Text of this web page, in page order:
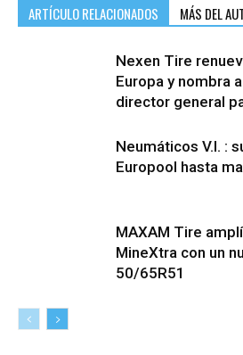
ARTÍCULO RELACIONADOS MÁS DEL
Nexen Tire
Europa y nombra
director general
Neumáticos V.I. :
Europool hasta
MAXAM Tire
MineXtra con un
50/65R51